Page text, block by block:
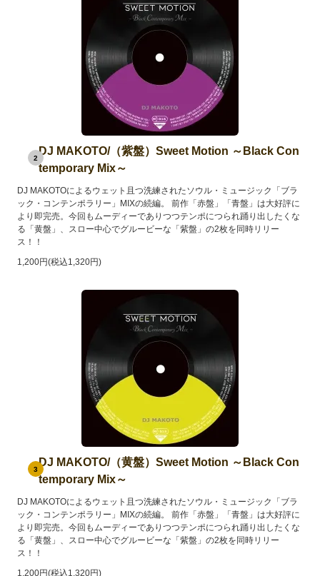
2
DJ MAKOTO/（紫盤）Sweet Motion ～Black Con
temporary Mix～
DJ MAKOTOによるウェット且つ洗練されたソウル・ミュージック「ブラ
ック・コンテンポラリー」MIXの続編。 前作「赤盤」「青盤」は大好評に
より即完売。今回もムーディーでありつつテンポにつられ踊り出したくな
る「黄盤」、スロー中心でグルービーな「紫盤」の2枚を同時リリー
ス！！
1,200円(税込1,320円)
3
DJ MAKOTO/（黄盤）Sweet Motion ～Black Con
temporary Mix～
DJ MAKOTOによるウェット且つ洗練されたソウル・ミュージック「ブラ
ック・コンテンポラリー」MIXの続編。 前作「赤盤」「青盤」は大好評に
より即完売。今回もムーディーでありつつテンポにつられ踊り出したくな
る「黄盤」、スロー中心でグルービーな「紫盤」の2枚を同時リリー
ス！！
1,200円(税込1,320円)